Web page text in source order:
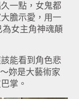
一點，女鬼都
膽示愛，用一
女主角神魂顛
能看到角色悲
妳是大藝術家
掌。